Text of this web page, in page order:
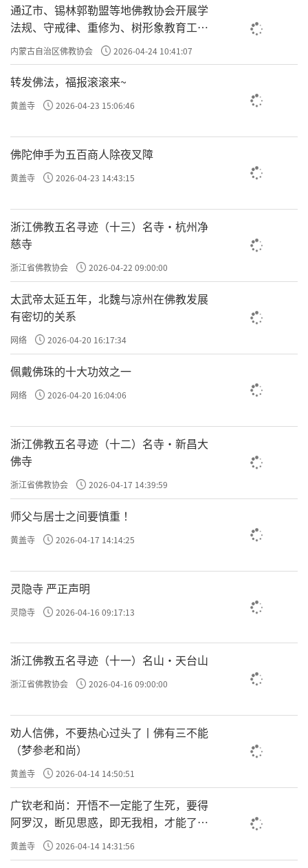
通辽市、锡林郭勒盟等地佛教协会开展学
法规、守戒律、重修为、树形象教育工作
专题学习会
内蒙古自治区佛教协会 2026-04-24 10:41:07
转发佛法，福报滚滚来~
黄盖寺 2026-04-23 15:06:46
佛陀伸手为五百商人除夜叉障
黄盖寺 2026-04-23 14:43:15
浙江佛教五名寻迹（十三）名寺·杭州净
慈寺
浙江省佛教协会 2026-04-22 09:00:00
太武帝太延五年，北魏与凉州在佛教发展
有密切的关系
网络 2026-04-20 16:17:34
佩戴佛珠的十大功效之一
网络 2026-04-20 16:04:06
浙江佛教五名寻迹（十二）名寺·新昌大
佛寺
浙江省佛教协会 2026-04-17 14:39:59
师父与居士之间要慎重 ！
黄盖寺 2026-04-17 14:14:25
灵隐寺 严正声明
灵隐寺 2026-04-16 09:17:13
浙江佛教五名寻迹（十一）名山·天台山
浙江省佛教协会 2026-04-16 09:00:00
劝人信佛，不要热心过头了丨佛有三不能
（梦参老和尚）
黄盖寺 2026-04-14 14:50:51
广钦老和尚：开悟不一定能了生死，要得
阿罗汉，断见思惑，即无我相，才能了生
死
黄盖寺 2026-04-14 14:31:56